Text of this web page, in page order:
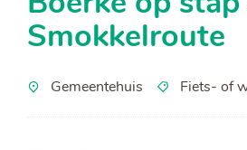
Smokkelroute
Gemeentehuis Fiets- of